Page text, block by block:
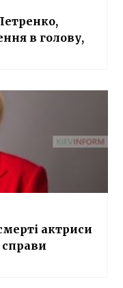
в голову,
актриси